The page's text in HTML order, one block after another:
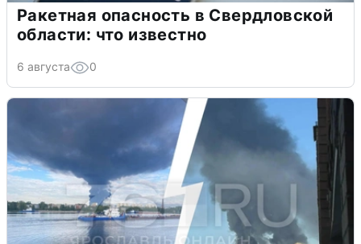
Ракетная опасность в Свердловской
области: что известно
6 августа 0